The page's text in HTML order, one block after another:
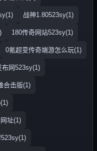
战神1.80523sy(1)
180传奇网站523sy(1)
0氪超变传奇端游怎么玩(1)
网523sy(1)
合击版(1)
址(1)